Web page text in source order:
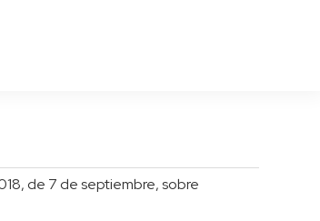
de 7 de septiembre, sobre